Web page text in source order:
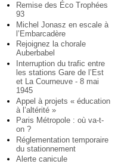
Remise des Éco Trophées
93
Michel Jonasz en escale à
l’Embarcadère
Rejoignez la chorale
Auberbabel
Interruption du trafic entre
les stations Gare de l’Est
et La Courneuve - 8 mai
1945
Appel à projets « éducation
à l’altérité »
Paris Métropole : où va-t-
on ?
Réglementation temporaire
du stationnement
Alerte canicule